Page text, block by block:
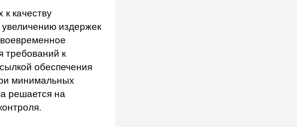
качеству
увеличению издержек
требований к
обеспечения
минимальных
решается на